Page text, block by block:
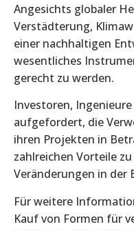
Angesichts globaler
Verstädterung,
einer nachhaltigen
wesentliches
gerecht zu werden.
Investoren,
aufgefordert, die
ihren Projekten in
zahlreichen Vorteile
Veränderungen in der
Für weitere
Kauf von Formen für